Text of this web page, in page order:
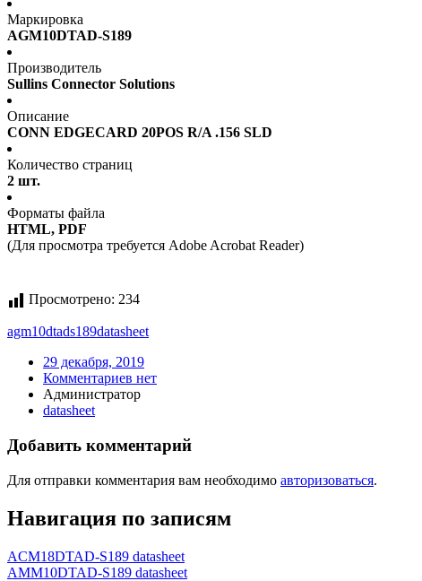
Маркировка
AGM10DTAD-S189
Производитель
Sullins Connector Solutions
Описание
CONN EDGECARD 20POS R/A .156 SLD
Количество страниц
2 шт.
Форматы файла
HTML, PDF
(Для просмотра требуется Adobe Acrobat Reader)
Просмотрено: 234
agm10dtads189datasheet
29 декабря, 2019
Комментариев нет
Администратор
datasheet
Добавить комментарий
Для отправки комментария вам необходимо авторизоваться.
Навигация по записям
ACM18DTAD-S189 datasheet
AMM10DTAD-S189 datasheet